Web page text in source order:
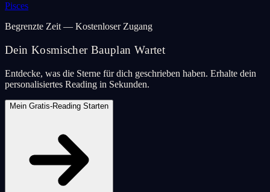
Pisces
Begrenzte Zeit — Kostenloser Zugang
Dein Kosmischer Bauplan Wartet
Entdecke, was die Sterne für dich geschrieben haben. Erhalte dein
personalisiertes Reading in Sekunden.
Mein Gratis-Reading Starten